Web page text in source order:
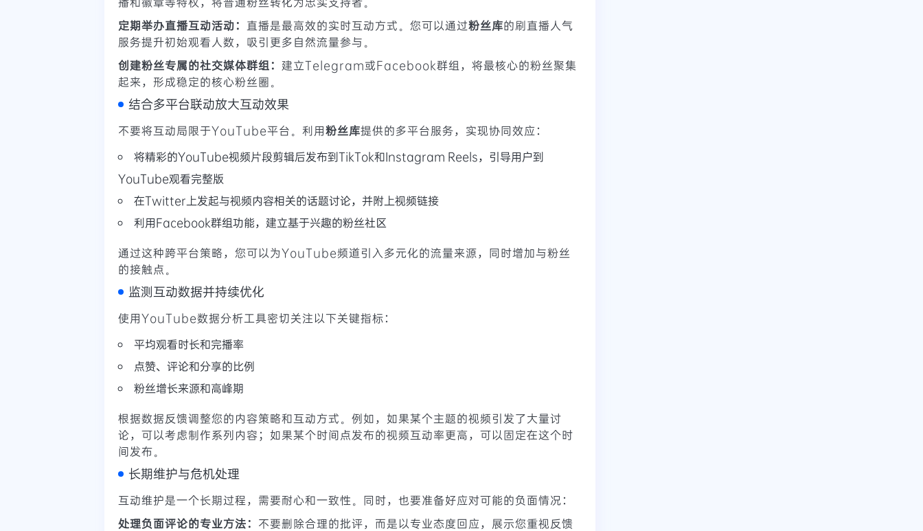
定期举办直播互动活动： 直播是最高效的实时互动方式。您可以通过粉丝库的刷直播人气
服务提升初始观看人数，吸引更多自然流量参与。
创建粉丝专属的社交媒体群组： 建立Telegram或Facebook群组，将最核心的粉丝聚集
起来，形成稳定的核心粉丝圈。
结合多平台联动放大互动效果
不要将互动局限于YouTube平台。利用粉丝库提供的多平台服务，实现协同效应：
将精彩的YouTube视频片段剪辑后发布到TikTok和Instagram Reels，引导用户到
YouTube观看完整版
在Twitter上发起与视频内容相关的话题讨论，并附上视频链接
利用Facebook群组功能，建立基于兴趣的粉丝社区
通过这种跨平台策略，您可以为YouTube频道引入多元化的流量来源，同时增加与粉丝
的接触点。
监测互动数据并持续优化
使用YouTube数据分析工具密切关注以下关键指标：
平均观看时长和完播率
点赞、评论和分享的比例
粉丝增长来源和高峰期
根据数据反馈调整您的内容策略和互动方式。例如，如果某个主题的视频引发了大量讨
论，可以考虑制作系列内容；如果某个时间点发布的视频互动率更高，可以固定在这个时
间发布。
长期维护与危机处理
互动维护是一个长期过程，需要耐心和一致性。同时，也要准备好应对可能的负面情况：
处理负面评论的专业方法： 不要删除合理的批评，而是以专业态度回应，展示您重视反馈